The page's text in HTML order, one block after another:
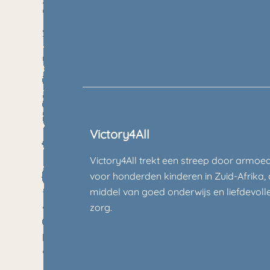
Victory4All
Victory4All trekt een streep door
voor honderden kinderen in Zuid-Afrika,
middel van goed onderwijs en
zorg.